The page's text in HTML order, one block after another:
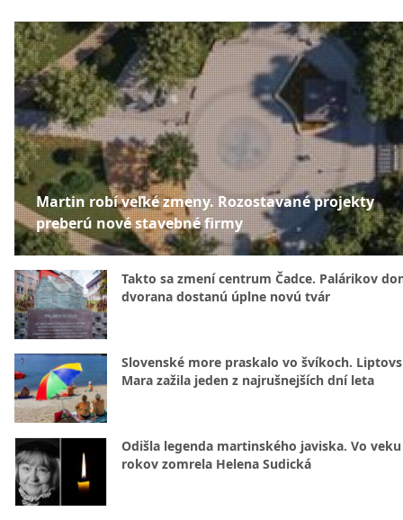
Martin robí veľké zmeny. Rozostavané projekty
preberú nové stavebné firmy
Takto sa zmení centrum Čadce. Palárikov
dvorana dostanú úplne novú tvár
Slovenské more praskalo vo švíkoch.
Mara zažila jeden z najrušnejších dní leta
Odišla legenda martinského javiska. Vo veku
rokov zomrela Helena Sudická